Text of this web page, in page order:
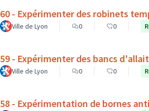
60 - Expérimenter des robinets
Ville de Lyon 0 0
59 - Expérimenter des bancs
Ville de Lyon 0 0
58 - Expérimentation de bornes